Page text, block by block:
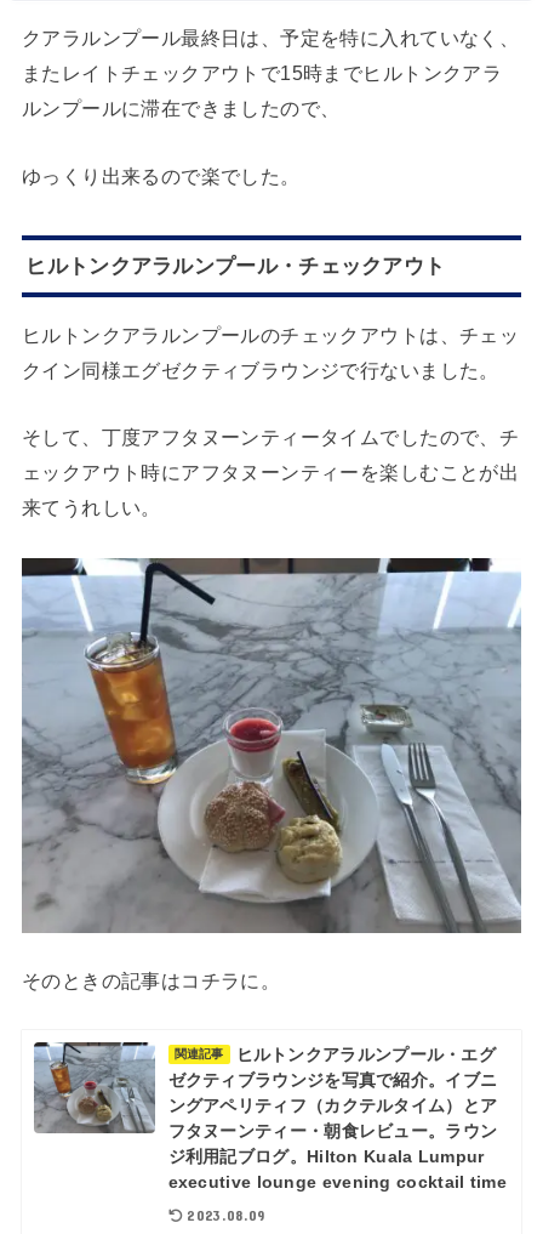
クアラルンプール最終日は、予定を特に入れていなく、
またレイトチェックアウトで15時までヒルトンクアラ
ルンプールに滞在できましたので、
ゆっくり出来るので楽でした。
ヒルトンクアラルンプール・チェックアウト
ヒルトンクアラルンプールのチェックアウトは、チェッ
クイン同様エグゼクティブラウンジで行ないました。
そして、丁度アフタヌーンティータイムでしたので、チ
ェックアウト時にアフタヌーンティーを楽しむことが出
来てうれしい。
そのときの記事はコチラに。
関連記事
ヒルトンクアラルンプール・エグ
ゼクティブラウンジを写真で紹介。イブニ
ングアペリティフ（カクテルタイム）とア
フタヌーンティー・朝食レビュー。ラウン
ジ利用記ブログ。Hilton Kuala Lumpur
executive lounge evening cocktail time
2023.08.09